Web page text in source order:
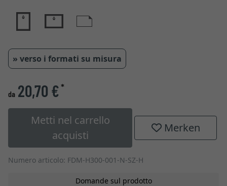
» verso i formati su misura
da 20,70 €*
Metti nel carrello
acquisti
Merken
Numero articolo: FDM-H300-001-N-SZ-H
Domande sul prodotto